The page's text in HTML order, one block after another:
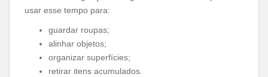
usar esse tempo para:
guardar roupas;
alinhar objetos;
organizar superfícies;
retirar itens acumulados.